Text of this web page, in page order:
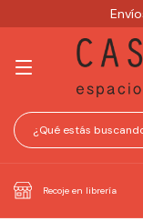
Recoje en librería